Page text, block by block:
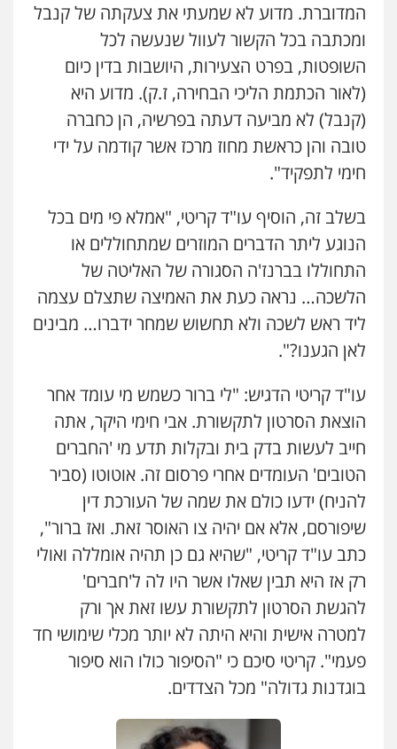
המדוברת. מדוע לא שמעתי את צעקתה של קנבל
ומכתבה בכל הקשור לעוול שנעשה לכל
השופטות, בפרט הצעירות, היושבות בדין כיום
(לאור הכתמת הליכי הבחירה, ז.ק). מדוע היא
(קנבל) לא מביעה דעתה בפרשיה, הן כחברה
טובה והן כראשת מחוז מרכז אשר קודמה על ידי
חימי לתפקיד".
בשלב זה, הוסיף עו"ד קריטי, "אמלא פי מים בכל
הנוגע ליתר הדברים המוזרים שמתחוללים או
התחוללו בברנז'ה הסגורה של האליטה של
הלשכה… נראה כעת את האמיצה שתצלם עצמה
ליד ראש לשכה ולא תחשוש שמחר ידברו… מבינים
לאן הגענו?".
עו"ד קריטי הדגיש: "לי ברור כשמש מי עומד אחר
הוצאת הסרטון לתקשורת. אבי חימי היקר, אתה
חייב לעשות בדק בית ובקלות תדע מי 'החברים
הטובים' העומדים אחרי פרסום זה. אוטוטו (סביר
להניח) ידעו כולם את שמה של העורכת דין
שיפורסם, אלא אם יהיה צו האוסר זאת. ואז ברור",
כתב עו"ד קריטי, "שהיא גם כן תהיה אומללה ואולי
רק אז היא תבין שאלו אשר היו לה ל'חברים'
להגשת הסרטון לתקשורת עשו זאת אך ורק
למטרה אישית והיא היתה לא יותר מכלי שימושי חד
פעמי". קריטי סיכם כי "הסיפור כולו הוא סיפור
בוגדנות גדולה" מכל הצדדים.